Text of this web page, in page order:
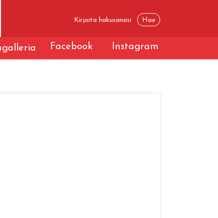
Facebook Instagram